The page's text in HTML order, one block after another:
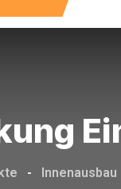
- Innenausbau